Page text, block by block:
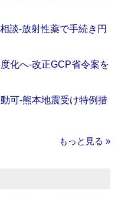
談‐放射性薬で手続き円
化へ‐改正GCP省令案を
可‐熊本地震受け特例措
もっと見る »